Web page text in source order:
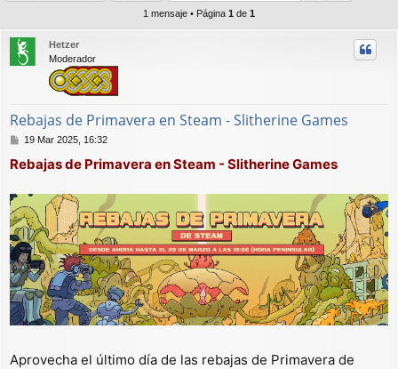
1 mensaje • Página 1 de 1
Hetzer
Moderador
Rebajas de Primavera en Steam - Slitherine Games
M
n
a
j
e
19 Mar 2025, 16:32
Rebajas de Primavera en Steam - Slitherine Games
Aprovecha el último día de las rebajas de Primavera de